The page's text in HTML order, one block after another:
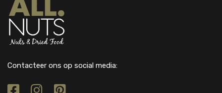
Contacteer ons op social media: